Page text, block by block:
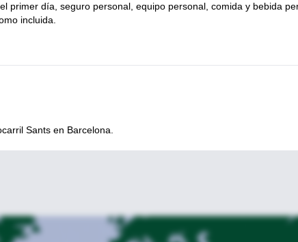
primer día, seguro personal, equipo personal, comida y bebida
incluida.
Sants en Barcelona.